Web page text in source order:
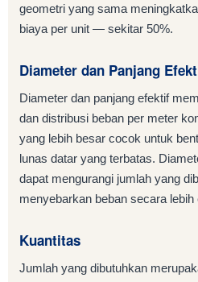
geometri yang sama
biaya per unit — sekitar 50%.
Diameter dan Panjang
Diameter dan panjang efektif
dan distribusi beban per meter
yang lebih besar cocok untuk
lunas datar yang terbatas.
dapat mengurangi jumlah yang
menyebarkan beban secara lebih
Kuantitas
Jumlah yang dibutuhkan